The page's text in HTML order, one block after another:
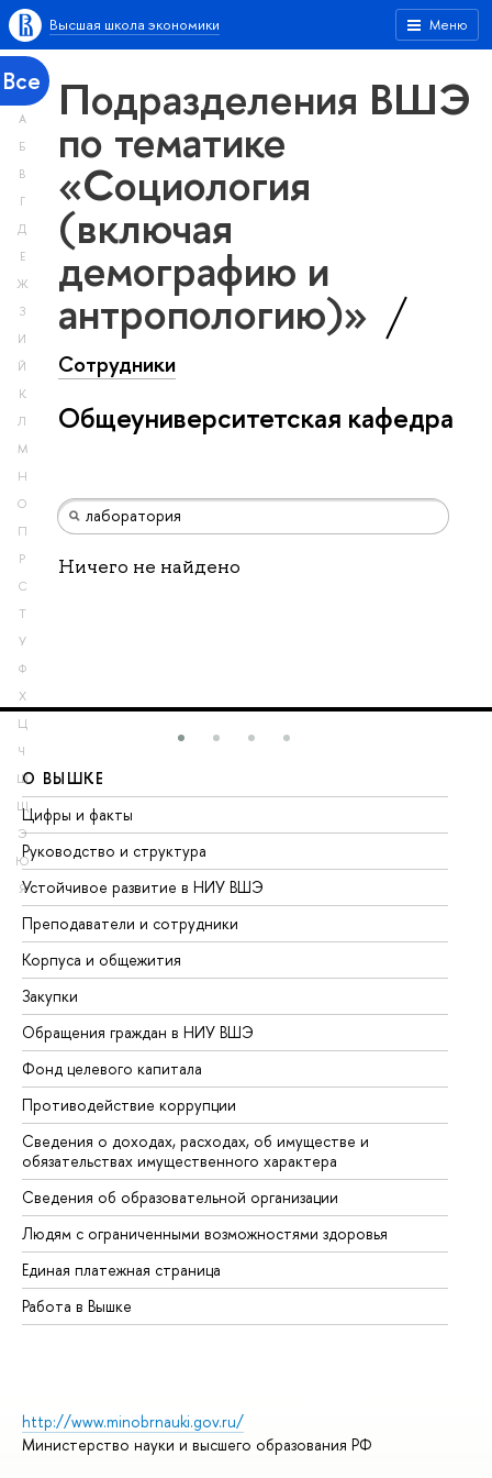
Меню
Высшая школа экономики
Все
А
Б
В
Г
Д
Е
Ж
З
И
Й
К
Л
М
Н
О
П
Р
С
Т
У
Ф
Х
Ц
Ч
Ш
Щ
Э
Ю
Я
Подразделения ВШЭ
по тематике
«Социология
(включая
демографию и
антропологию)»
Сотрудники
Общеуниверситетская кафедра
Ничего не найдено
О ВЫШКЕ
Цифры и факты
Руководство и структура
Устойчивое развитие в НИУ ВШЭ
Преподаватели и сотрудники
Корпуса и общежития
Закупки
Обращения граждан в НИУ ВШЭ
Фонд целевого капитала
Противодействие коррупции
Сведения о доходах, расходах, об имуществе и
обязательствах имущественного характера
Сведения об образовательной организации
Людям с ограниченными возможностями здоровья
Единая платежная страница
Работа в Вышке
http://www.minobrnauki.gov.ru/
Министерство науки и высшего образования РФ